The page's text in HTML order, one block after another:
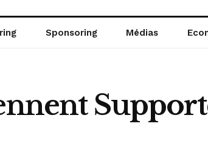
Sponsoring Médias